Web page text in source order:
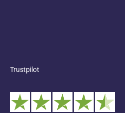
Trustpilot